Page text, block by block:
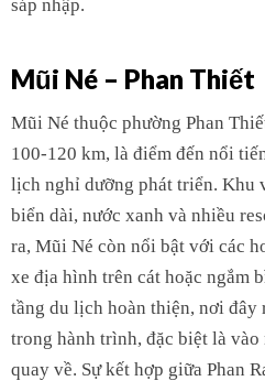
sáp nhập.
Mũi Né – Phan Thiết
Mũi Né thuộc phường Phan
100-120 km, là điểm đến nổi
lịch nghỉ dưỡng phát triển. Khu
biển dài, nước xanh và nhiều
ra, Mũi Né còn nổi bật với các
xe địa hình trên cát hoặc ngắm
tầng du lịch hoàn thiện, nơi đây
trong hành trình, đặc biệt là
quay về. Sự kết hợp giữa Phan